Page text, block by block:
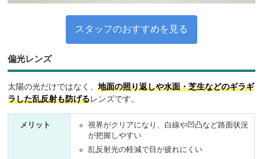
スタッフのおすすめを見る
偏光レンズ
太陽の光だけではなく、地面の照り返しや水面・芝生などのギラギ
ラした乱反射も防げるレンズです。
メリット
視界がクリアになり、白線や凹凸など路面状況
が把握しやすい
乱反射光の軽減で目が疲れにくい